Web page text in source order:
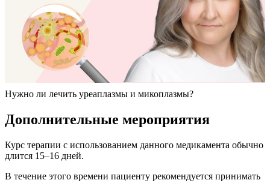
Нужно ли лечить уреаплазмы и микоплазмы?
Дополнительные мероприятия
Курс терапии с использованием данного медикамента обычно
длится 15–16 дней.
В течение этого времени пациенту рекомендуется принимать